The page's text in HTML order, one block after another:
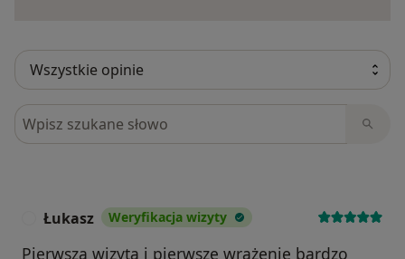
Szukaj w opiniach
Łukasz Weryfikacja wizyty
Pierwsza wizyta i pierwsze wrażenie bardzo